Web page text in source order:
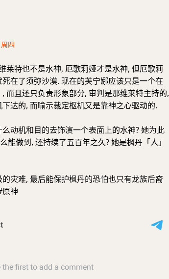
四
莱特也不是水神, 厄歌莉娅才是水神, 但厄歌莉
在了须弥沙漠. 现在的芙宁娜应该只是一个在
而且还只负责形象部分, 审判是那维莱特主持的,
达的, 而喻示裁定枢机又是靠神之心驱动的.
动机和目的去饰演一个表面上的水神? 她为此
能做到, 还持续了五百年之久? 她是枫丹「人」
灾难, 最后能保护枫丹的恐怕也只有龙族后裔
神